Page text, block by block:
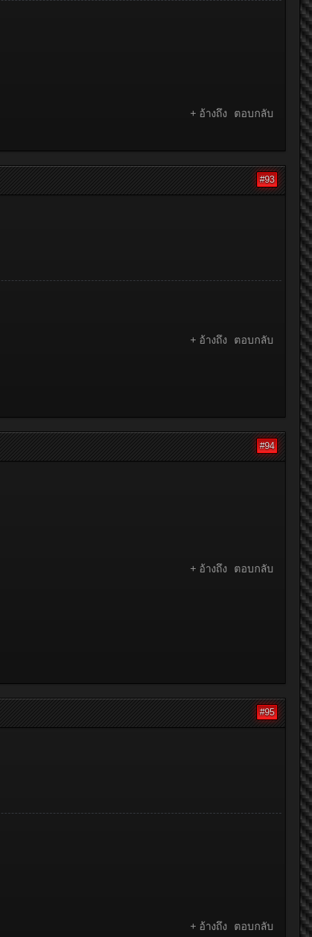
+ อ้างถึง ตอบกลับ
#93
+ อ้างถึง ตอบกลับ
#94
+ อ้างถึง ตอบกลับ
#95
+ อ้างถึง ตอบกลับ